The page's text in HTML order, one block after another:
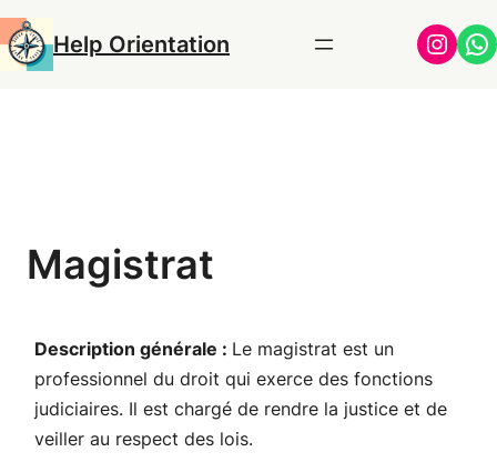
Aller
au
contenu
Help Orientation
Magistrat
Description générale : Le magistrat est un
professionnel du droit qui exerce des fonctions
judiciaires. Il est chargé de rendre la justice et de
veiller au respect des lois.